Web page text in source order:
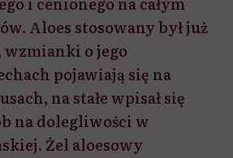
Aloes stosowany był już
o jego
pojawiają się na
na stałe wpisał się
na dolegliwości w
Żel aloesowy